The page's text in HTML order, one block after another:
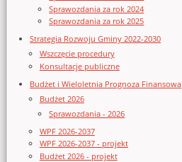
Sprawozdania za rok 2024
Sprawozdania za rok 2025
Strategia Rozwoju Gminy 2022-2030
Wszczęcie procedury
Konsultacje publiczne
Budżet i Wieloletnia Prognoza Finansowa
Budżet 2026
Sprawozdania - 2026
WPF 2026-2037
WPF 2026-2037 - projekt
Budżet 2026 - projekt